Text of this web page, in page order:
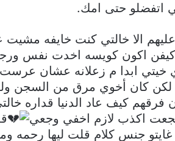
حتى امك.
الا خالتي كنت خايفه
اكون كويسه اخدت نفس
خيتي ابدا م زعلانه عشان عرست
لكن كان أخوي مرق من السجن
فرقهم كيف عاد الدنيا قداره
اكذب لازم اخفي وجعي
جنس كلام قلت ليها رحمه